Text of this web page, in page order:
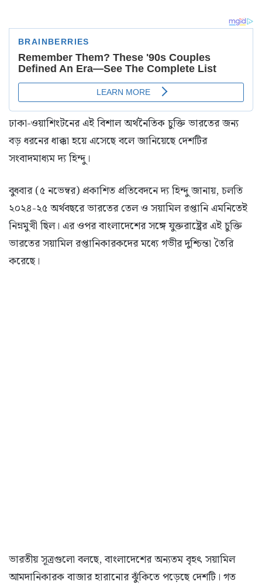
ঢাকা-ওয়াশিংটনের এই বিশাল অর্থনৈতিক চুক্তি ভারতের জন্য
বড় ধরনের ধাক্কা হয়ে এসেছে বলে জানিয়েছে দেশটির
সংবাদমাধ্যম দ্য হিন্দু।
বুধবার (৫ নভেম্বর) প্রকাশিত প্রতিবেদনে দ্য হিন্দু জানায়, চলতি
২০২৪-২৫ অর্থবছরে ভারতের তেল ও সয়ামিল রপ্তানি এমনিতেই
নিম্নমুখী ছিল। এর ওপর বাংলাদেশের সঙ্গে যুক্তরাষ্ট্রের এই চুক্তি
ভারতের সয়ামিল রপ্তানিকারকদের মধ্যে গভীর দুশ্চিন্তা তৈরি
করেছে।
ভারতীয় সূত্রগুলো বলছে, বাংলাদেশের অন্যতম বৃহৎ সয়ামিল
আমদানিকারক বাজার হারানোর ঝুঁকিতে পড়েছে দেশটি। গত